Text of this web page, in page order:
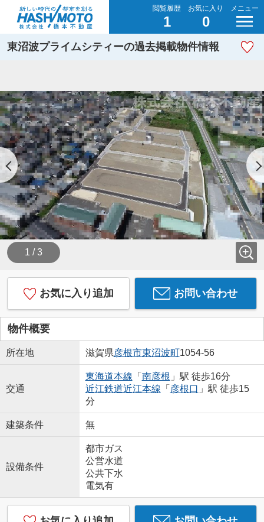
閲覧履歴
1
お気に入り
0
メニュー
東沼波プライムシティーの過去掲載物件情報
1 / 3
お気に入り追加 お問い合わせ
物件概要
所在地 滋賀県彦根市東沼波町1054-56
交通
東海道本線 「 南彦根 」駅 徒歩16分
近江鉄道近江本線 「 彦根口 」駅 徒歩15
分
建築条件 無
設備条件
都市ガス
公営水道
公共下水
電気有